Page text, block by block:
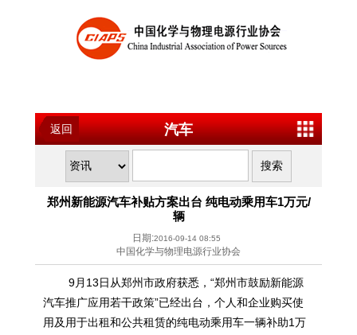
返回 汽车
郑州新能源汽车补贴方案出台 纯电动乘用车1万元/
辆
日期:2016-09-14 08:55
中国化学与物理电源行业协会
9月13日从郑州市政府获悉，“郑州市鼓励新能源
汽车推广应用若干政策”已经出台，个人和企业购买使
用及用于出租和公共租赁的纯电动乘用车一辆补助1万